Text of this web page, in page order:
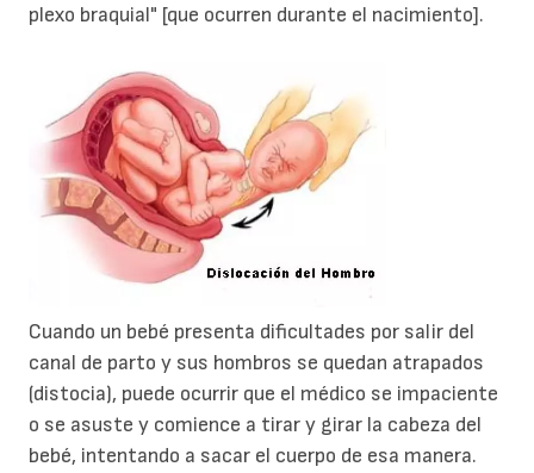
plexo braquial" [que ocurren durante el nacimiento].
Cuando un bebé presenta dificultades por salir del
canal de parto y sus hombros se quedan atrapados
(distocia), puede ocurrir que el médico se impaciente
o se asuste y comience a tirar y girar la cabeza del
bebé, intentando a sacar el cuerpo de esa manera.